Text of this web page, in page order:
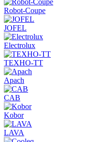
Robot-Coupe
JOFEL
Electrolux
ТЕХНО-ТТ
Apach
CAB
Kobor
LAVA